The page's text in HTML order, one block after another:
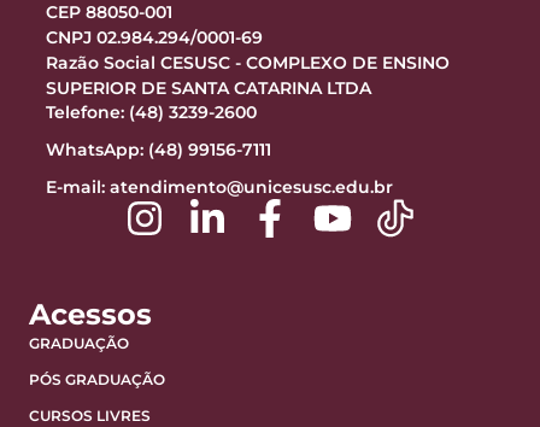
CEP 88050-001
CNPJ 02.984.294/0001-69
Razão Social CESUSC - COMPLEXO DE ENSINO
SUPERIOR DE SANTA CATARINA LTDA
Telefone: (48) 3239-2600
WhatsApp: (48) 99156-7111
E-mail: atendimento@unicesusc.edu.br
Acessos
GRADUAÇÃO
PÓS GRADUAÇÃO
CURSOS LIVRES